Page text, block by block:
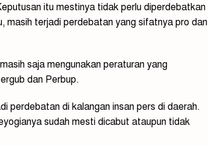
itu mestinya tidak perlu diperdebatkan
masih terjadi perdebatan yang sifatnya pro dan
saja mengunakan peraturan yang
dan Perbup.
perdebatan di kalangan insan pers di daerah.
sudah mesti dicabut ataupun tidak